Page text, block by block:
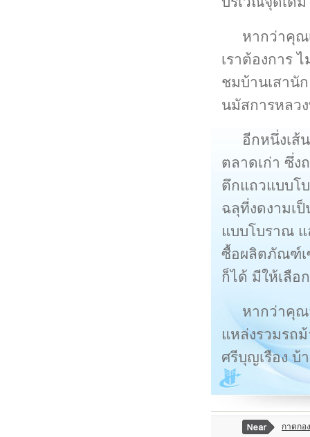
หากว่าคุณ
เราต้องการ
ชมบ้านเสานั
นมัสการหลว
อีกหนึ่งเส้
ตลาดเก่า ซึ่ง
ตึกแถวแบบโ
ฉลุที่งดงามเ
แบบโบราณ
ซื้อผลิตภัณฑ์เ
ก็ได้ มีให้เลือ
หากว่าคุณ
แหล่งรวมรถ
ศรีบุญเรือง บ้
กาดกอ